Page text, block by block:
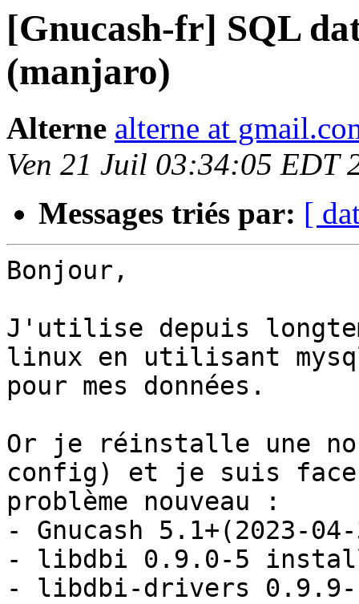
[Gnucash-fr] SQL
(manjaro)
Alterne alterne at
Ven 21 Juil 03:34:05 EDT
Messages triés par: [
Bonjour,
J'utilise depuis
linux en utilisant
pour mes données.
Or je réinstalle une
config) et je suis face
problème nouveau :
- Gnucash 5.1+(2023-
- libdbi 0.9.0-5
- libdbi-drivers